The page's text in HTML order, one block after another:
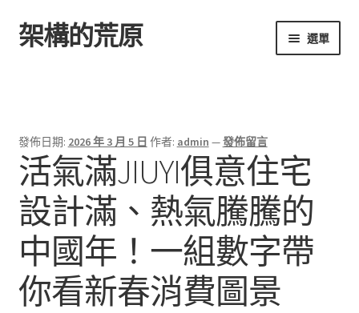
跳
至
跳
至
架構的荒原 選單
發佈日期: 2026 年 3 月 5 日 作者: admin —發佈留言
活氣滿JIUYI俱意住宅
設計滿、熱氣騰騰的
中國年！一組數字帶
你看新春消費圖景